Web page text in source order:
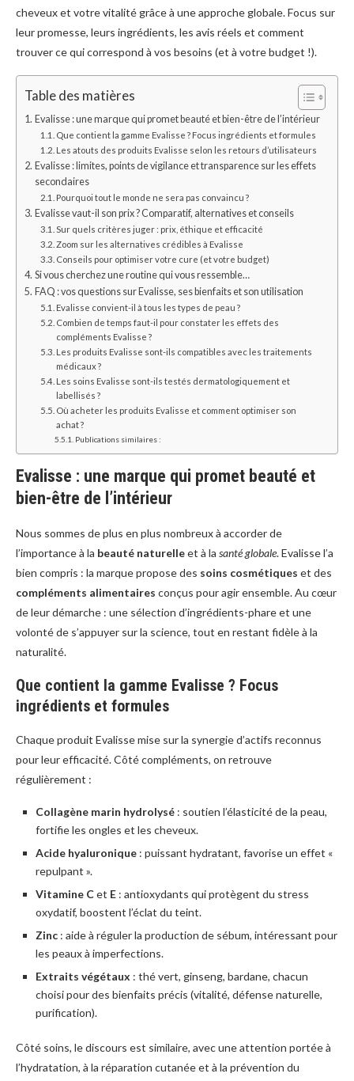
cheveux et votre vitalité grâce à une approche globale. Focus sur
leur promesse, leurs ingrédients, les avis réels et comment
trouver ce qui correspond à vos besoins (et à votre budget !).
Table des matières
Evalisse : une marque qui promet beauté et bien-être de l’intérieur
Que contient la gamme Evalisse ? Focus ingrédients et formules
Les atouts des produits Evalisse selon les retours d’utilisateurs
Evalisse : limites, points de vigilance et transparence sur les effets
secondaires
Pourquoi tout le monde ne sera pas convaincu ?
Evalisse vaut-il son prix ? Comparatif, alternatives et conseils
Sur quels critères juger : prix, éthique et efficacité
Zoom sur les alternatives crédibles à Evalisse
Conseils pour optimiser votre cure (et votre budget)
Si vous cherchez une routine qui vous ressemble…
FAQ : vos questions sur Evalisse, ses bienfaits et son utilisation
Evalisse convient-il à tous les types de peau ?
Combien de temps faut-il pour constater les effets des
compléments Evalisse ?
Les produits Evalisse sont-ils compatibles avec les traitements
médicaux ?
Les soins Evalisse sont-ils testés dermatologiquement et
labellisés ?
Où acheter les produits Evalisse et comment optimiser son
achat ?
Publications similaires :
Evalisse : une marque qui promet beauté et
bien-être de l’intérieur
Nous sommes de plus en plus nombreux à accorder de
l’importance à la beauté naturelleet à la santé globale. Evalisse l’a
bien compris : la marque propose des soins cosmétiques et des
compléments alimentaires conçus pour agir ensemble. Au cœur
de leur démarche : une sélection d’ingrédients-phare et une
volonté de s’appuyer sur la science, tout en restant fidèle à la
naturalité.
Que contient la gamme Evalisse ? Focus
ingrédients et formules
Chaque produit Evalisse mise sur la synergie d’actifs reconnus
pour leur efficacité. Côté compléments, on retrouve
régulièrement :
Collagène marin hydrolysé : soutien l’élasticité de la peau,
fortifie les ongles et les cheveux.
Acide hyaluronique : puissant hydratant, favorise un effet «
repulpant ».
Vitamine Cet E : antioxydants qui protègent du stress
oxydatif, boostent l’éclat du teint.
Zinc : aide à réguler la production de sébum, intéressant pour
les peaux à imperfections.
Extraits végétaux : thé vert, ginseng, bardane, chacun
choisi pour des bienfaits précis (vitalité, défense naturelle,
purification).
Côté soins, le discours est similaire, avec une attention portée à
l’hydratation, à la réparation cutanée et à la prévention du